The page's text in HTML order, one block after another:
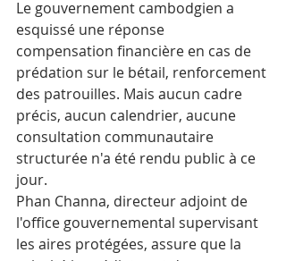
Le gouvernement cambodgien a
esquissé une réponse
compensation financière en cas de
prédation sur le bétail, renforcement
des patrouilles. Mais aucun cadre
précis, aucun calendrier, aucune
consultation communautaire
structurée n'a été rendu public à ce
jour.
Phan Channa, directeur adjoint de
l'office gouvernemental supervisant
les aires protégées, assure que la